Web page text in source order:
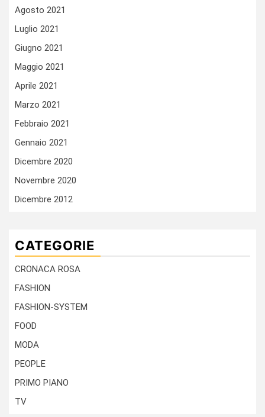
Agosto 2021
Luglio 2021
Giugno 2021
Maggio 2021
Aprile 2021
Marzo 2021
Febbraio 2021
Gennaio 2021
Dicembre 2020
Novembre 2020
Dicembre 2012
CATEGORIE
CRONACA ROSA
FASHION
FASHION-SYSTEM
FOOD
MODA
PEOPLE
PRIMO PIANO
TV